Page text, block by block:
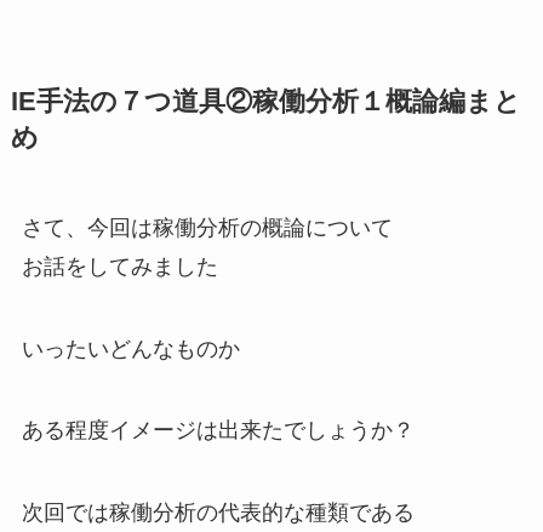
IE手法の７つ道具②稼働分析１概論編まと
め
さて、今回は稼働分析の概論について
お話をしてみました
いったいどんなものか
ある程度イメージは出来たでしょうか？
次回では稼働分析の代表的な種類である